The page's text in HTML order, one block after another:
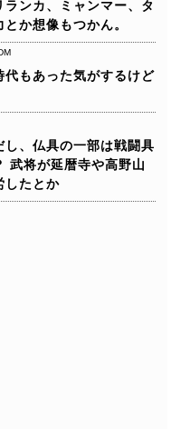
ンカ、ミャンマー、タ
か想像もつかん。
もあった気がするけど
、仏具の一部は戦闘具
武将が延暦寺や高野山
したとか